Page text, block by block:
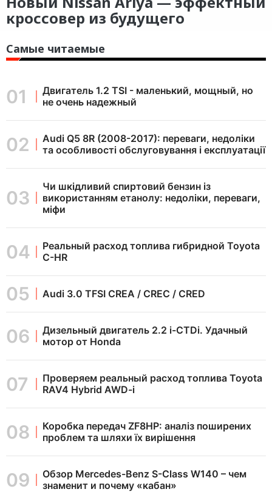
кроссовер из будущего
Самые читаемые
Двигатель 1.2 TSI - маленький, мощный, но
не очень надежный
Audi Q5 8R (2008-2017): переваги, недоліки
та особливості обслуговування і експлуатації
Чи шкідливий спиртовий бензин із
використанням етанолу: недоліки, переваги,
міфи
Реальный расход топлива гибридной Toyota
C-HR
Audi 3.0 TFSI CREA / CREC / CRED
Дизельный двигатель 2.2 i-CTDi. Удачный
мотор от Honda
Проверяем реальный расход топлива Toyota
RAV4 Hybrid AWD-i
Коробка передач ZF8HP: аналіз поширених
проблем та шляхи їх вирішення
Обзор Mercedes-Benz S-Class W140 – чем
знаменит и почему «кабан»